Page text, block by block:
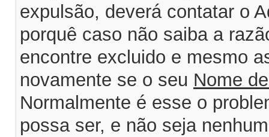
expulsão, deverá contatar o
porquê caso não saiba a
encontre excluido e mesmo
novamente se o seu Nome
Normalmente é esse o
possa ser, e não seja